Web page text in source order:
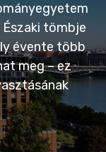
Északi tömbje
évente több
meg – ez